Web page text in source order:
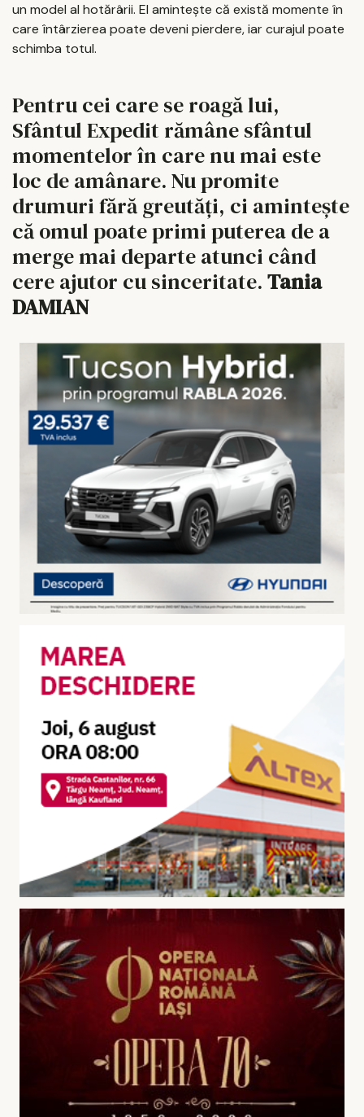
un model al hotărârii. El amintește că există momente în
care întârzierea poate deveni pierdere, iar curajul poate
schimba totul.
Pentru cei care se roagă lui,
Sfântul Expedit rămâne sfântul
momentelor în care nu mai este
loc de amânare. Nu promite
drumuri fără greutăți, ci amintește
că omul poate primi puterea de a
merge mai departe atunci când
cere ajutor cu sinceritate.Tania
DAMIAN